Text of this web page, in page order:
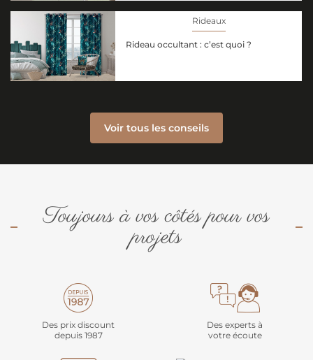
Rideaux
Rideau occultant : c’est quoi ?
Voir tous les conseils
Toujours à vos côtés pour vos
projets
Des prix discount
depuis 1987
Des experts à
votre écoute